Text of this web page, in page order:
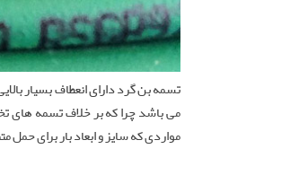
تسمه بن گرد دارای انعطاف بسیار
می باشد چرا که بر خلاف تسمه های
مواردی که سایز و ابعاد بار برای